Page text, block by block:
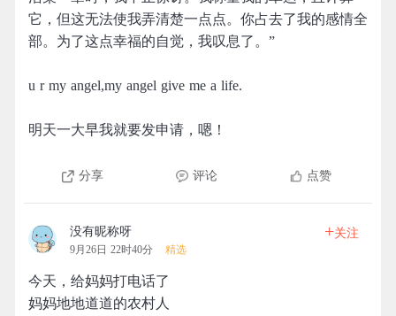
它，但这无法使我弄清楚一点点。你占去了我的感情全
部。为了这点幸福的自觉，我叹息了。”
u r my angel,my angel give me a life.
明天一大早我就要发申请，嗯！
分享 评论 点赞
没有昵称呀
9月26日 22时40分 精选
+关注
今天，给妈妈打电话了
妈妈地地道道的农村人